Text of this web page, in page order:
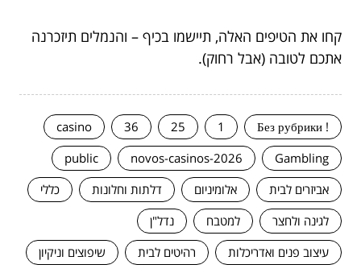
קחו את הטיפים האלה, תיישמו בכיף – והנמלים תיזכרנה
אתכם לטובה (אבל רחוק).
! Без рубрики
1
25
36
casino
Gambling
novos-casinos-2026
public
אביזרים לבית
אלומיניום דלתות וחלונות
כללי
לגינה ולחצר
למטבח
נדל"ן
עיצוב פנים ואדריכלות
רהיטים לבית שיפוצים וניקיון